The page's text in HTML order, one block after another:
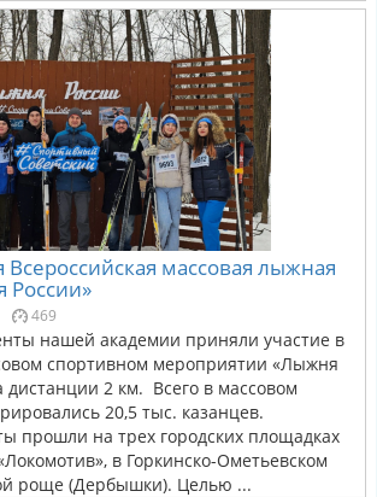
Всероссийская массовая лыжная
России»
469
нашей академии приняли участие в
спортивном мероприятии «Лыжня
дистанции 2 км. Всего в массовом
20,5 тыс. казанцев.
прошли на трех городских площадках
в Горкинско-Ометьевском
роще (Дербышки). Целью ...